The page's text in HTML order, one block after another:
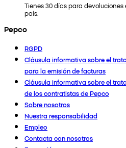
Tienes 30 días para
país.
Pepco
RGPD
Cláusula informativa sobre el
para la emisión de facturas
Cláusula informativa sobre el
de los contratistas de Pepco
Sobre nosotros
Nuestra responsabilidad
Empleo
Contacta con nosotros